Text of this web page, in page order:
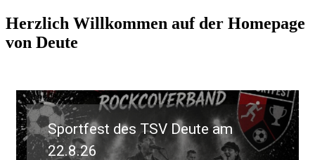
Herzlich Willkommen auf der Homepage
von Deute
Sportfest des TSV Deute am
22.8.26